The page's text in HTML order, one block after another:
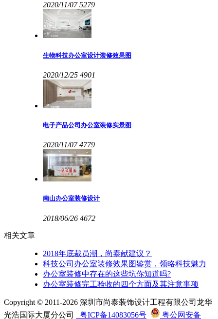
2020/11/07 5279
生物科技办公室设计装修效果图
2020/12/25 4901
电子产品公司办公室装修实景图
2020/11/07 4779
南山办公室装修设计
2018/06/26 4672
相关文章
2018年底裁员潮，尚泰献建议？
科技公司办公室装修效果图鉴赏，领略科技魅力
办公室装修中存在的这些坑你知道吗?
办公室装修完工验收的四个方面及其注意事项
Copyright © 2011-2026 深圳市尚泰装饰设计工程有限公司龙华
光浩国际大厦分公司
粤ICP备14083056号 粤公网安备